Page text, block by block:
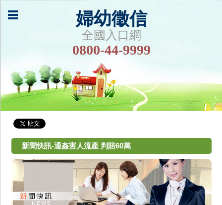
婦幼徵信
全國入口網
0800-44-9999
新聞快訊-通姦害人流產 判賠60萬